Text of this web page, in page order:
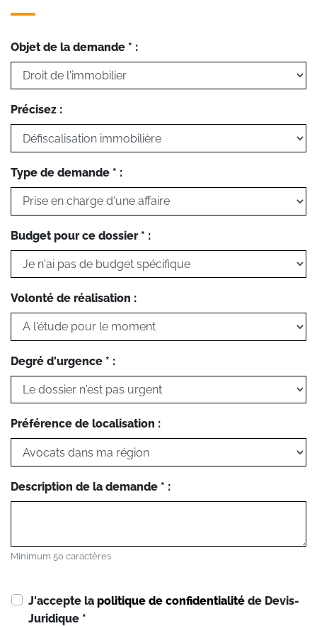
Objet de la demande * :
Précisez :
Type de demande * :
Budget pour ce dossier * :
Volonté de réalisation :
Degré d'urgence * :
Préférence de localisation :
Description de la demande * :
Minimum 50 caractères
J'accepte la politique de confidentialité de Devis-
Juridique *